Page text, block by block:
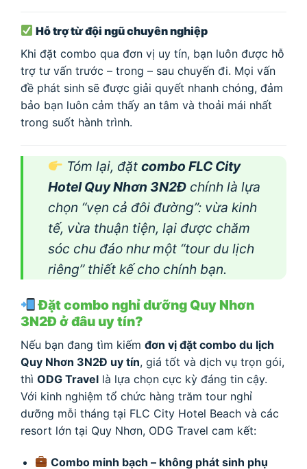
Hỗ trợ từ đội ngũ chuyên nghiệp
Khi đặt combo qua đơn vị uy tín, bạn luôn được hỗ
trợ tư vấn trước – trong – sau chuyến đi. Mọi vấn
đề phát sinh sẽ được giải quyết nhanh chóng, đảm
bảo bạn luôn cảm thấy an tâm và thoải mái nhất
trong suốt hành trình.
Tóm lại, đặt combo FLC City
Hotel Quy Nhơn 3N2Đ chính là lựa
chọn “vẹn cả đôi đường”: vừa kinh
tế, vừa thuận tiện, lại được chăm
sóc chu đáo như một “tour du lịch
riêng” thiết kế cho chính bạn.
Đặt combo nghỉ dưỡng Quy Nhơn
3N2Đ ở đâu uy tín?
Nếu bạn đang tìm kiếm đơn vị đặt combo du lịch
Quy Nhơn 3N2Đ uy tín, giá tốt và dịch vụ trọn gói,
thì ODG Travel là lựa chọn cực kỳ đáng tin cậy.
Với kinh nghiệm tổ chức hàng trăm tour nghỉ
dưỡng mỗi tháng tại FLC City Hotel Beach và các
resort lớn tại Quy Nhơn, ODG Travel cam kết:
Combo minh bạch – không phát sinh phụ